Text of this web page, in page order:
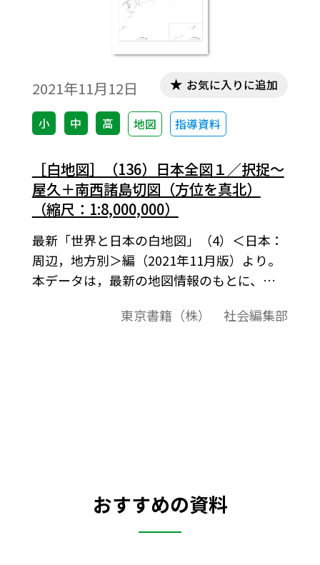
2021年11月12日
小 中 高 地図 指導資料
お気に入りに追加
［白地図］（136）日本全図１／択捉～
屋久＋南西諸島切図（方位を真北）
（縮尺：1:8,000,000）
最新「世界と日本の白地図」（4）＜日本：
周辺，地方別＞編（2021年11月版）より。
本データは，最新の地図情報のもとに、高
ト作成やワークシート作成などで，自由に
東京書籍（株） 社会編集部
おすすめの資料